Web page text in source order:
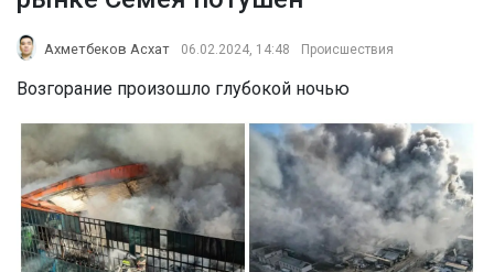
Ахметбеков Асхат 06.02.2024, 14:48 Происшествия
Возгорание произошло глубокой ночью